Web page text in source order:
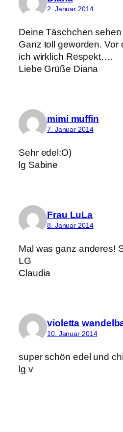
2. Januar 2014
Deine Täschchen
Ganz toll geworden. Vor
ich wirklich Respekt….
Liebe Grüße Diana
mimi muffin
7. Januar 2014
Sehr edel:O)
lg Sabine
Frau LuLa
8. Januar 2014
Mal was ganz anderes!
LG
Claudia
violetta
10. Januar 2014
super schön edel und
lg v